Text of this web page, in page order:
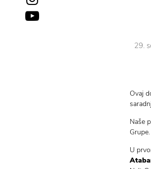
29.
Ovaj
Naše
Grupe.
U